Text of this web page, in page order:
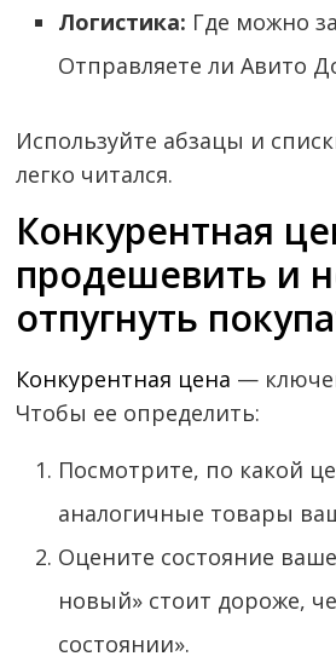
Логистика: Где можно
Отправляете ли Авито
Используйте абзацы и
легко читался.
Конкурентная
продешевить и
отпугнуть
Конкурентная цена —
Чтобы ее определить:
Посмотрите, по какой
аналогичные товары
Оцените состояние
новый» стоит дороже,
состоянии».